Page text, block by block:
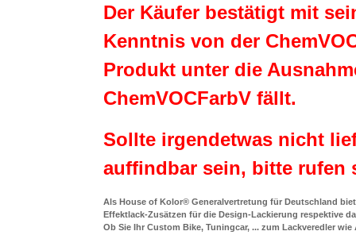
Der Käufer bestätigt mit
Kenntnis von der
Produkt unter die
ChemVOCFarbV fällt.
Sollte irgendetwas nicht
auffindbar sein, bitte rufen
Als House of Kolor® Generalvertretung für Deutschland
Effektlack-Zusätzen für die Design-Lackierung respektive
Ob Sie Ihr Custom Bike, Tuningcar, ... zum Lackveredler